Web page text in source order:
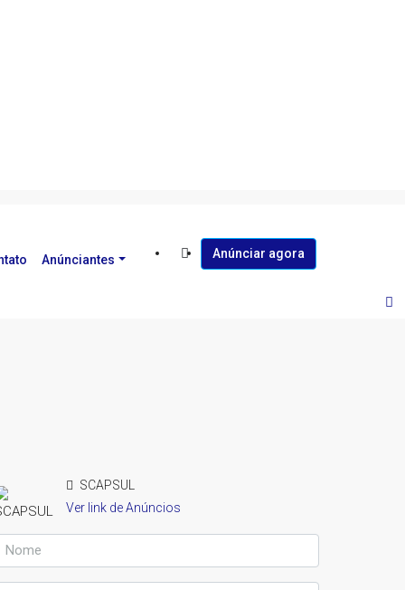
Anúnciantes Anúnciar agora
SCAPSUL
Ver link de Anúncios